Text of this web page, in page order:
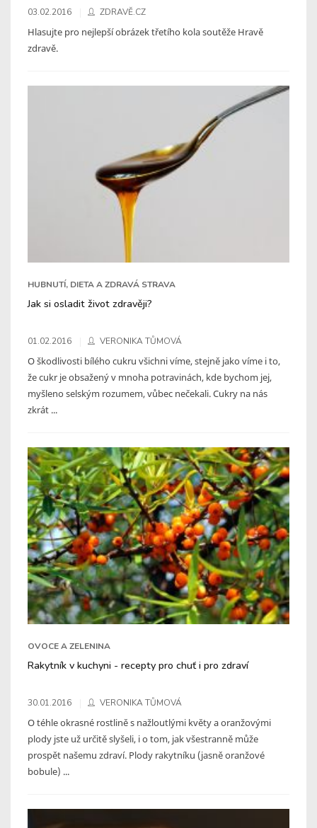
03.02.2016 ZDRAVĚ.CZ
Hlasujte pro nejlepší obrázek třetího kola soutěže Hravě
zdravě.
HUBNUTÍ, DIETA A ZDRAVÁ STRAVA
Jak si osladit život zdravěji?
01.02.2016 VERONIKA TŮMOVÁ
O škodlivosti bílého cukru všichni víme, stejně jako víme i to,
že cukr je obsažený v mnoha potravinách, kde bychom jej,
myšleno selským rozumem, vůbec nečekali. Cukry na nás
zkrát ...
OVOCE A ZELENINA
Rakytník v kuchyni - recepty pro chuť i pro zdraví
30.01.2016 VERONIKA TŮMOVÁ
O téhle okrasné rostlině s nažloutlými květy a oranžovými
plody jste už určitě slyšeli, i o tom, jak všestranně může
prospět našemu zdraví. Plody rakytníku (jasně oranžové
bobule) ...